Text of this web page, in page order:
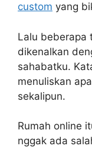
custom yang
Lalu beberapa
dikenalkan
sahabatku.
menuliskan
sekalipun.
Rumah online
nggak ada